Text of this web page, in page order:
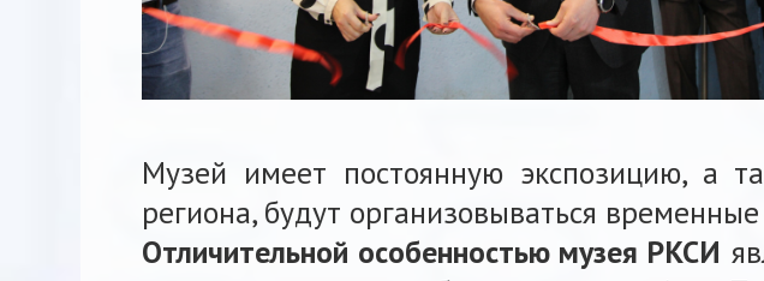
Музей имеет постоянную экспозицию, а
региона, будут организовываться
Отличительной особенностью музея РКСИ